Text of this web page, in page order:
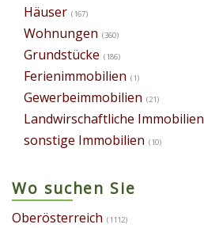
Häuser (167)
Wohnungen (360)
Grundstücke (186)
Ferienimmobilien (1)
Gewerbeimmobilien (21)
Landwirschaftliche Immobilien
sonstige Immobilien (10)
Wo suchen Sie
Oberösterreich (1112)